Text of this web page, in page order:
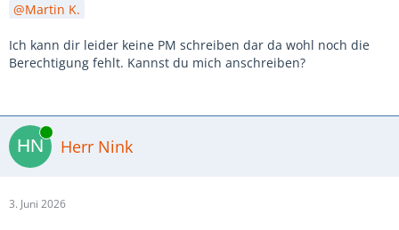
Martin K.
Ich kann dir leider keine PM schreiben dar da wohl noch die
Berechtigung fehlt. Kannst du mich anschreiben?
Online
Herr Nink
3. Juni 2026